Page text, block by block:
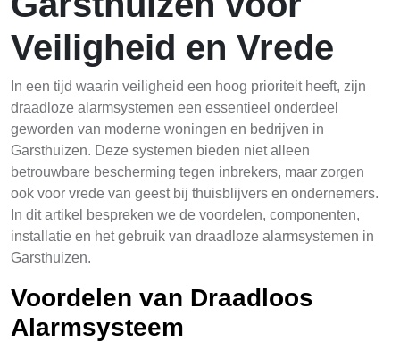
Veiligheid en Vrede
In een tijd waarin veiligheid een hoog prioriteit heeft, zijn
draadloze alarmsystemen een essentieel onderdeel
geworden van moderne woningen en bedrijven in
Garsthuizen. Deze systemen bieden niet alleen
betrouwbare bescherming tegen inbrekers, maar zorgen
ook voor vrede van geest bij thuisblijvers en ondernemers.
In dit artikel bespreken we de voordelen, componenten,
installatie en het gebruik van draadloze alarmsystemen in
Garsthuizen.
Voordelen van Draadloos
Alarmsysteem